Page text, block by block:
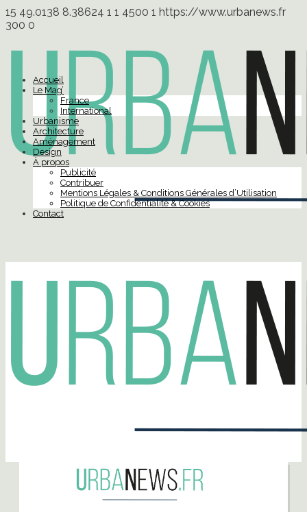
15 49.0138 8.38624 1 1 4500 1 https://www.urbanews.fr
300 0
Accueil
Le Mag’
France
International
Urbanisme
Architecture
Aménagement
Design
À propos
Publicité
Contribuer
Mentions Légales & Conditions Générales d’Utilisation
Politique de Confidentialité & Cookies
Contact